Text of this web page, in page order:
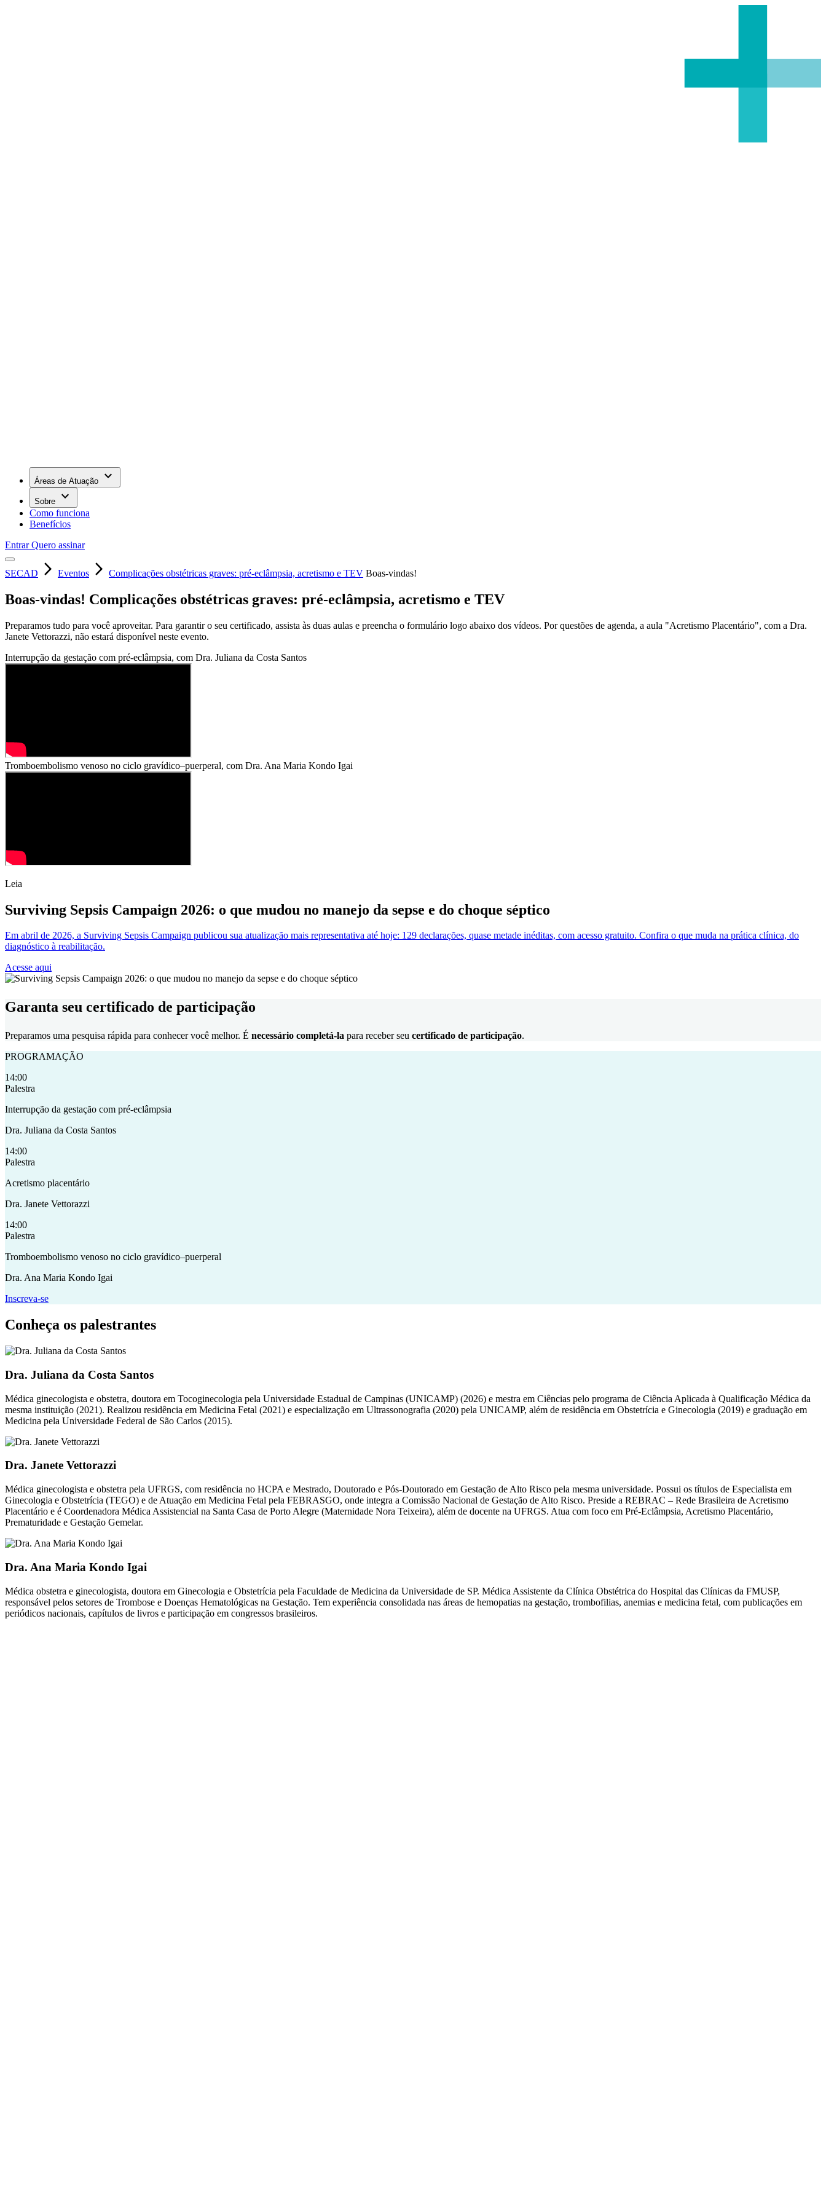
Áreas de Atuação keyboard_arrow_down
Sobre keyboard_arrow_down
Como funciona
Benefícios
EntrarQuero assinar
SECAD arrow_forward_ios Eventos arrow_forward_ios Complicações obstétricas graves: pré-eclâmpsia, acretismo e TEV Boas-vindas!
Boas-vindas! Complicações obstétricas graves: pré-eclâmpsia, acretismo e TEV
Preparamos tudo para você aproveitar. Para garantir o seu certificado, assista às duas aulas e preencha o formulário logo abaixo dos vídeos. Por questões de agenda, a aula "Acretismo Placentário", com a Dra.
Janete Vettorazzi, não estará disponível neste evento.
Interrupção da gestação com pré-eclâmpsia, com Dra. Juliana da Costa Santos
Tromboembolismo venoso no ciclo gravídico–puerperal, com Dra. Ana Maria Kondo Igai
Leia
Surviving Sepsis Campaign 2026: o que mudou no manejo da sepse e do choque séptico
Em abril de 2026, a Surviving Sepsis Campaign publicou sua atualização mais representativa até hoje: 129 declarações, quase metade inéditas, com acesso gratuito. Confira o que muda na prática clínica, do
diagnóstico à reabilitação.
Acesse aqui
Garanta seu certificado de participação
Preparamos uma pesquisa rápida para conhecer você melhor. É necessário completá-la para receber seu certificado de participação.
PROGRAMAÇÃO
14:00
Palestra
Interrupção da gestação com pré-eclâmpsia
Dra. Juliana da Costa Santos
14:00
Palestra
Acretismo placentário
Dra. Janete Vettorazzi
14:00
Palestra
Tromboembolismo venoso no ciclo gravídico–puerperal
Dra. Ana Maria Kondo Igai
Inscreva-se
Conheça os palestrantes
Dra. Juliana da Costa Santos
Médica ginecologista e obstetra, doutora em Tocoginecologia pela Universidade Estadual de Campinas (UNICAMP) (2026) e mestra em Ciências pelo programa de Ciência Aplicada à Qualificação Médica da
mesma instituição (2021). Realizou residência em Medicina Fetal (2021) e especialização em Ultrassonografia (2020) pela UNICAMP, além de residência em Obstetrícia e Ginecologia (2019) e graduação em
Medicina pela Universidade Federal de São Carlos (2015).
Dra. Janete Vettorazzi
Médica ginecologista e obstetra pela UFRGS, com residência no HCPA e Mestrado, Doutorado e Pós-Doutorado em Gestação de Alto Risco pela mesma universidade. Possui os títulos de Especialista em
Ginecologia e Obstetrícia (TEGO) e de Atuação em Medicina Fetal pela FEBRASGO, onde integra a Comissão Nacional de Gestação de Alto Risco. Preside a REBRAC – Rede Brasileira de Acretismo
Placentário e é Coordenadora Médica Assistencial na Santa Casa de Porto Alegre (Maternidade Nora Teixeira), além de docente na UFRGS. Atua com foco em Pré-Eclâmpsia, Acretismo Placentário,
Prematuridade e Gestação Gemelar.
Dra. Ana Maria Kondo Igai
Médica obstetra e ginecologista, doutora em Ginecologia e Obstetrícia pela Faculdade de Medicina da Universidade de SP. Médica Assistente da Clínica Obstétrica do Hospital das Clínicas da FMUSP,
responsável pelos setores de Trombose e Doenças Hematológicas na Gestação. Tem experiência consolidada nas áreas de hemopatias na gestação, trombofilias, anemias e medicina fetal, com publicações em
periódicos nacionais, capítulos de livros e participação em congressos brasileiros.